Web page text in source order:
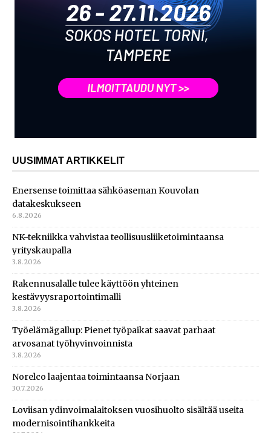
UUSIMMAT ARTIKKELIT
Enersense toimittaa sähköaseman Kouvolan
datakeskukseen
6.8.2026
NK-tekniikka vahvistaa teollisuusliiketoimintaansa
yrityskaupalla
3.8.2026
Rakennusalalle tulee käyttöön yhteinen
kestävyysraportointimalli
3.8.2026
Työelämägallup: Pienet työpaikat saavat parhaat
arvosanat työhyvinvoinnista
3.8.2026
Norelco laajentaa toimintaansa Norjaan
30.7.2026
Loviisan ydinvoimalaitoksen vuosihuolto sisältää useita
modernisointihankkeita